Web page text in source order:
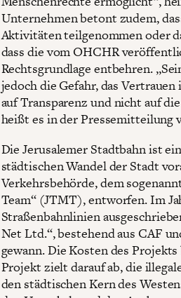
Unternehmen betont zudem,
Aktivitäten teilgenommen oder
dass die vom OHCHR
Rechtsgrundlage entbehren.
jedoch die Gefahr, das
auf Transparenz und nicht auf
heißt es in der Pressemitteilung
Die Jerusalemer Stadtbahn ist
städtischen Wandel der Stadt
Verkehrsbehörde, dem
Team“ (JTMT), entworfen. Im
Straßenbahnlinien
Net Ltd.“, bestehend aus CAF
gewann. Die Kosten des
Projekt zielt darauf ab, die
den städtischen Kern des